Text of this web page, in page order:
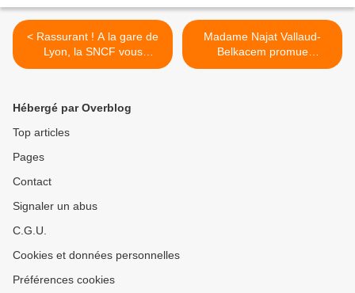
< Rassurant ! A la gare de
Lyon, la SNCF vous
demande ce que vous
Madame Najat Vallaud-
Belkacem promue
Secrétaire d’Etat auprès du
Hébergé par Overblog
Top articles
Pages
Contact
Signaler un abus
C.G.U.
Cookies et données personnelles
Préférences cookies